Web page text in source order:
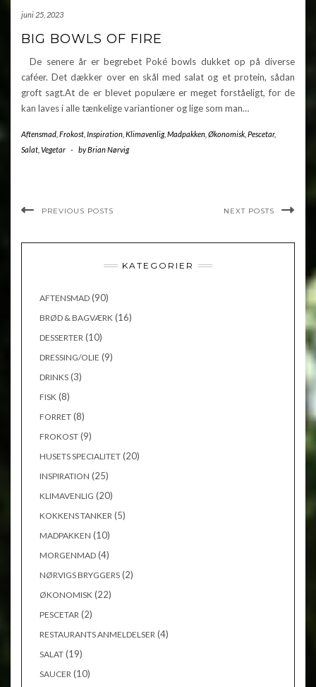
juni 25, 2023
BIG BOWLS OF FIRE
De senere år er begrebet Poké bowls dukket op på diverse
caféer. Det dækker over en skål med salat og et protein, sådan
groft sagt.At de er blevet populære er meget forståeligt, for de
kan laves i alle tænkelige variantioner og lige som man…
Aftensmad Frokost Inspiration Klimavenlig, Madpakken Økonomisk Pescetar,
Salat Vegetar - byBrian Nørvig
PREVIOUS POSTS NEXT POSTS
KATEGORIER
AFTENSMAD (90)
BRØD & BAGVÆRK (16)
DESSERTER (10)
DRESSING/OLIE (9)
DRINKS (3)
FISK (8)
FORRET (8)
FROKOST (9)
HUSETS SPECIALITET (20)
INSPIRATION (25)
KLIMAVENLIG (20)
KOKKENS TANKER (5)
MADPAKKEN (10)
MORGENMAD (4)
NØRVIGS BRYGGERS (2)
ØKONOMISK (22)
PESCETAR (2)
RESTAURANTS ANMELDELSER (4)
SALAT (19)
SAUCER (10)